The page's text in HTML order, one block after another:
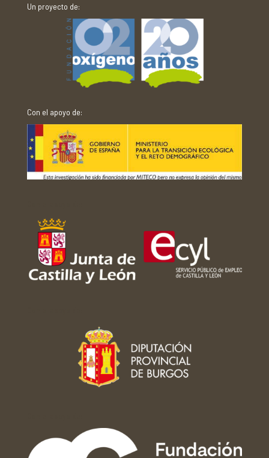
Un proyecto de:
Con el apoyo de: